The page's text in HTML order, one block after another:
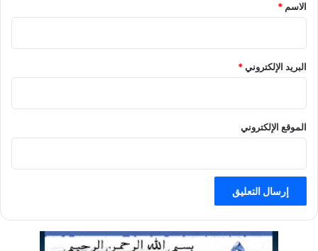
الاسم *
البريد الإلكتروني*
الموقع الإلكتروني